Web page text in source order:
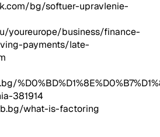
bg/softuer-upravlenie-
youreurope/business/finance-
payments/late-
381914
what-is-factoring